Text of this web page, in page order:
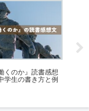
くのか』読書感想
学生の書き方と例